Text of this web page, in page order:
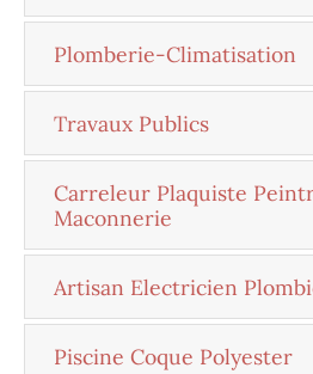
Plomberie-Climatisation
Travaux Publics
Carreleur Plaquiste
Maconnerie
Artisan Electricien
Piscine Coque Polyester